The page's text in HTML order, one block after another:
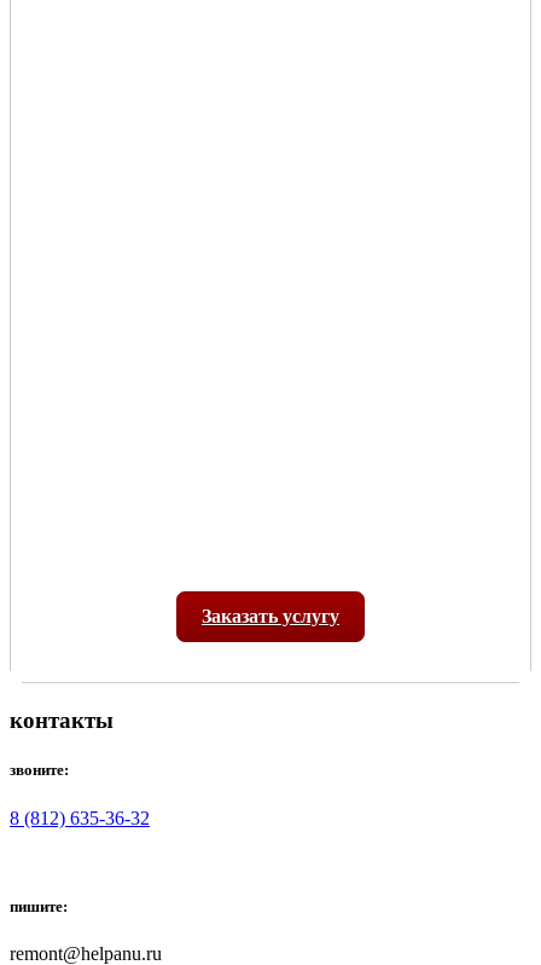
Заказать услугу
контакты
звоните:
8 (812) 635-36-32
пишите:
remont@helpanu.ru